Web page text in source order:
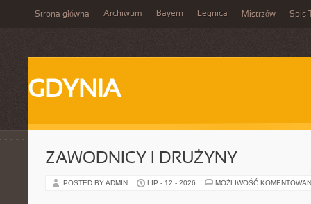
Strona główna Archiwum Bayern Legnica Mistrzów Spis
GDYNIA
ZAWODNICY I DRUŻYNY
POSTED BY ADMIN LIP - 12 - 2026 MOŻLIWOŚĆ